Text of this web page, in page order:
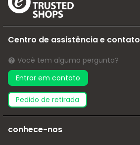
Centro de assistência e contato
Você tem alguma pergunta?
Entrar em contato
pedido de retirada
conhece-nos